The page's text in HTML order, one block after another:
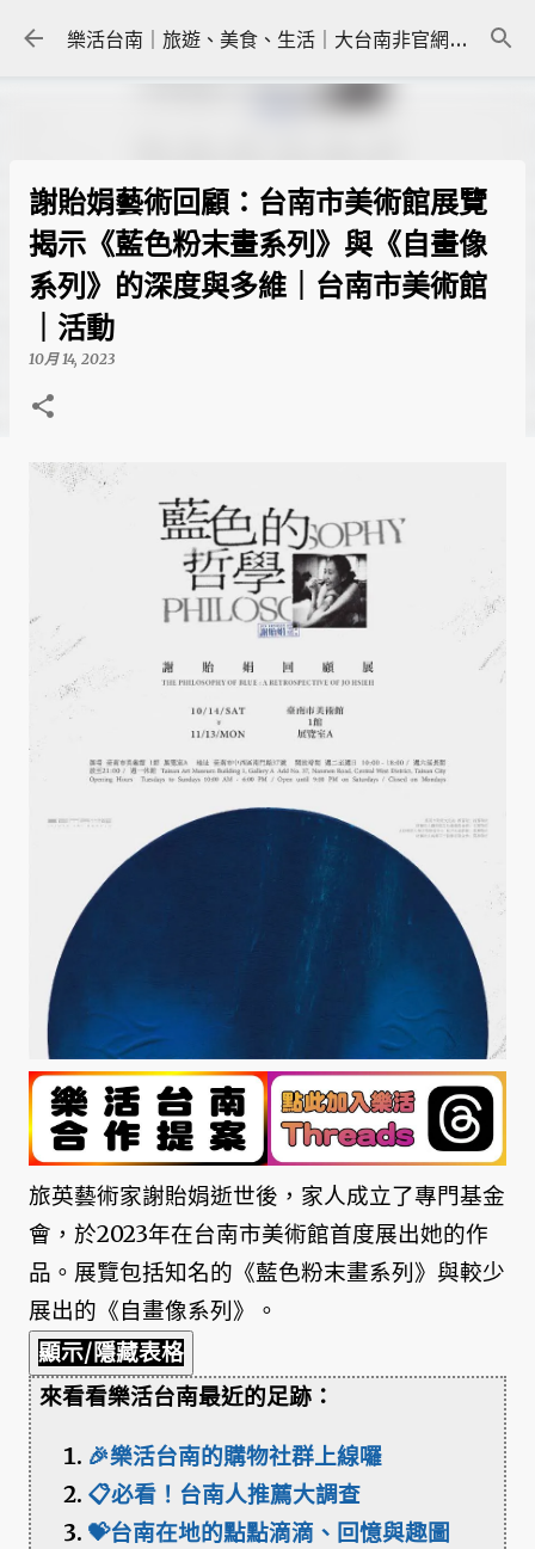
跳到主要內容 樂活台南｜旅遊、美食、生活｜大台南非官網｜tainanlohas.cc
謝貽娟藝術回顧：台南市美術館展覽
揭示《藍色粉末畫系列》與《自畫像
系列》的深度與多維｜台南市美術館
｜活動
10月 14, 2023
旅英藝術家謝貽娟逝世後，家人成立了專門基金
會，於2023年在台南市美術館首度展出她的作
品。展覽包括知名的《藍色粉末畫系列》與較少
展出的《自畫像系列》。
顯示/隱藏表格
來看看樂活台南最近的足跡：
🎉樂活台南的購物社群上線囉
📋必看！台南人推薦大調查
💝台南在地的點點滴滴、回憶與趣圖